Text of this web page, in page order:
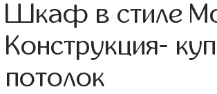
Шкаф в стиле
Конструкция-
потолок